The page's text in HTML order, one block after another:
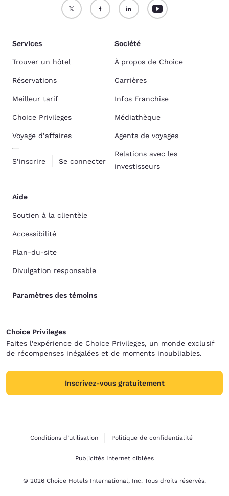
Services
Trouver un hôtel
Réservations
Meilleur tarif
Choice Privileges
Voyage d’affaires
S’inscrire Se connecter
Société
À propos de Choice
Carrières
Infos Franchise
Médiathèque
Agents de voyages
Relations avec les
investisseurs
Aide
Soutien à la clientèle
Accessibilité
Plan-du-site
Divulgation responsable
Paramètres des témoins
Choice Privileges
Faites l’expérience de Choice Privileges, un monde exclusif
de récompenses inégalées et de moments inoubliables.
Inscrivez-vous gratuitement
Conditions d’utilisation Politique de confidentialité
Publicités Internet ciblées
© 2026 Choice Hotels International, Inc. Tous droits réservés.